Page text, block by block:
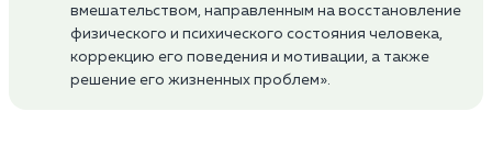
вмешательством, направленным на восстановление
физического и психического состояния человека,
коррекцию его поведения и мотивации, а также
решение его жизненных проблем».